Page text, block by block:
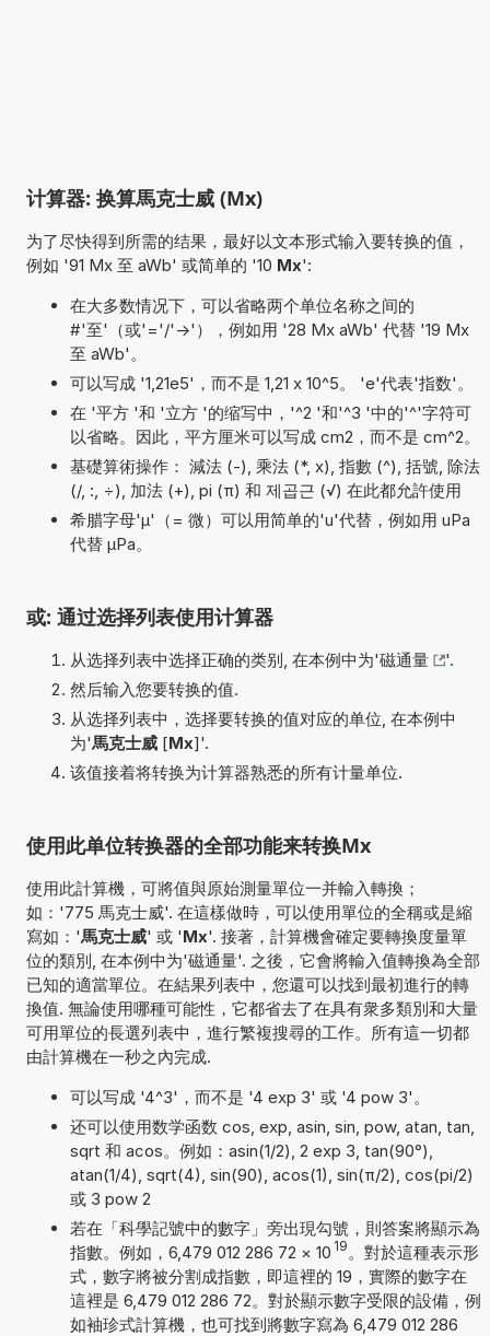
计算器: 换算馬克士威 (Mx)
为了尽快得到所需的结果，最好以文本形式输入要转换的值，
例如 '91 Mx 至 aWb' 或简单的 '10 Mx':
在大多数情况下，可以省略两个单位名称之间的
#'至'（或'='/'->'），例如用 '28 Mx aWb' 代替 '19 Mx
至 aWb'。
可以写成 '1,21e5'，而不是 1,21 x 10^5。 'e'代表'指数'。
在 '平方 '和 '立方 '的缩写中，'^2 '和'^3 '中的'^'字符可
以省略。因此，平方厘米可以写成 cm2，而不是 cm^2。
基礎算術操作： 減法 (-), 乘法 (*, x), 指數 (^), 括號, 除法
(/, :, ÷), 加法 (+), pi (π) 和 제곱근 (√) 在此都允許使用
希腊字母'µ'（= 微）可以用简单的'u'代替，例如用 uPa
代替 µPa。
或: 通过选择列表使用计算器
从选择列表中选择正确的类别, 在本例中为'磁通量
'.
然后输入您要转换的值.
从选择列表中，选择要转换的值对应的单位, 在本例中
为'馬克士威[Mx]'.
该值接着将转换为计算器熟悉的所有计量单位.
使用此单位转换器的全部功能来转换Mx
使用此計算機，可將值與原始測量單位一并輸入轉換；
如：'775 馬克士威'. 在這樣做時，可以使用單位的全稱或是縮
寫如：'馬克士威' 或 'Mx'. 接著，計算機會確定要轉換度量單
位的類別, 在本例中为'磁通量'. 之後，它會將輸入值轉換為全部
已知的適當單位。在結果列表中，您還可以找到最初進行的轉
換值. 無論使用哪種可能性，它都省去了在具有衆多類別和大量
可用單位的長選列表中，進行繁複搜尋的工作。所有這一切都
由計算機在一秒之內完成.
可以写成 '4^3'，而不是 '4 exp 3' 或 '4 pow 3'。
还可以使用数学函数 cos, exp, asin, sin, pow, atan, tan,
sqrt 和 acos。例如：asin(1/2), 2 exp 3, tan(90°),
atan(1/4), sqrt(4), sin(90), acos(1), sin(π/2), cos(pi/2)
或 3 pow 2
若在「科學記號中的數字」旁出現勾號，則答案將顯示為
指數。例如，6,479 012 286 72 × 10 19 。對於這種表示形
式，數字將被分割成指數，即這裡的 19，實際的數字在
這裡是 6,479 012 286 72。對於顯示數字受限的設備，例
如袖珍式計算機，也可找到將數字寫為 6,479 012 286